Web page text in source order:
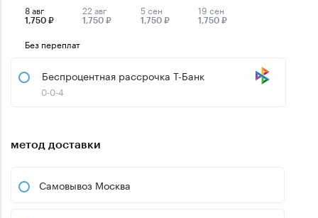
8 авг
1,750 ₽
22 авг
1,750 ₽
5 сен
1,750 ₽
19 сен
1,750 ₽
Без переплат
Беспроцентная рассрочка Т-Банк
0-0-4
метод доставки
Самовывоз Москва